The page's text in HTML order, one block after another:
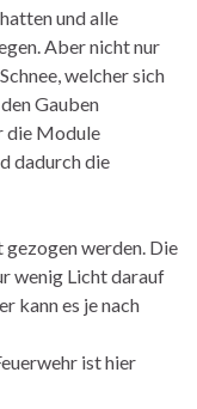
und alle
Aber nicht nur
welcher sich
Gauben
die Module
dadurch die
werden. Die
wenig Licht darauf
kann es je nach
ist hier